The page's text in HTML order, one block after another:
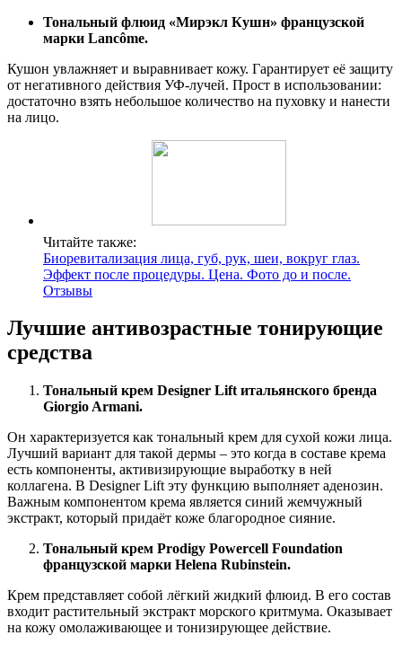
Тональный флюид «Мирэкл Кушн» французской
марки Lancôme.
Кушон увлажняет и выравнивает кожу. Гарантирует её защиту
от негативного действия УФ-лучей. Прост в использовании:
достаточно взять небольшое количество на пуховку и нанести
на лицо.
Читайте также:
Биоревитализация лица, губ, рук, шеи, вокруг глаз.
Эффект после процедуры. Цена. Фото до и после.
Отзывы
Лучшие антивозрастные тонирующие
средства
Тональный крем Designer Lift итальянского бренда
Giorgio Armani.
Он характеризуется как тональный крем для сухой кожи лица.
Лучший вариант для такой дермы – это когда в составе крема
есть компоненты, активизирующие выработку в ней
коллагена. В Designer Lift эту функцию выполняет аденозин.
Важным компонентом крема является синий жемчужный
экстракт, который придаёт коже благородное сияние.
Тональный крем Prodigy Powercell Foundation
французской марки Helena Rubinstein.
Крем представляет собой лёгкий жидкий флюид. В его состав
входит растительный экстракт морского критмума. Оказывает
на кожу омолаживающее и тонизирующее действие.